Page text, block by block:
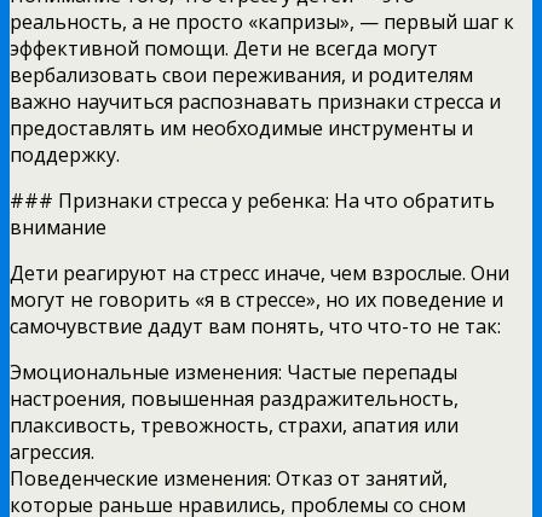
реальность, а не просто «капризы», — первый шаг к
эффективной помощи. Дети не всегда могут
вербализовать свои переживания, и родителям
важно научиться распознавать признаки стресса и
предоставлять им необходимые инструменты и
поддержку.
### Признаки стресса у ребенка: На что обратить
внимание
Дети реагируют на стресс иначе, чем взрослые. Они
могут не говорить «я в стрессе», но их поведение и
самочувствие дадут вам понять, что что-то не так:
Эмоциональные изменения: Частые перепады
настроения, повышенная раздражительность,
плаксивость, тревожность, страхи, апатия или
агрессия.
Поведенческие изменения: Отказ от занятий,
которые раньше нравились, проблемы со сном